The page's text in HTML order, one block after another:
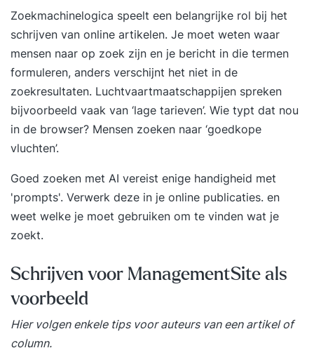
inzicht in geldende theorieën en opvattingen.
Daarnaast leert u de theorie toepassen met
behulp van een case. Tijdens de cursus werkt u
aan oefeningen op basis van een case. Door het
maken en bespreken van de oefeningen kunt u
voor uzelf bepalen of u de theorie goed begrijpt.
Deze cursus is onderdeel van de cursus Business
Intelligence & Data Warehouse Concepten. Bent u
moet maken van Data Warehouses
(stermodelleren) en welke technieken u ter
beschikking staan? Schrijf u dan in voor de
cursus Business Intelligence & Data Warehouse
voor iedereen die vanuit zijn of haar rol en
verantwoordelijkheid in de organisatie te maken
in projectvorm of in een bestaande organisatie
Zoekmachinelogica speelt een belangrijke rol bij het
schrijven van online artikelen. Je moet weten waar
mensen naar op zoek zijn en je bericht in die termen
formuleren, anders verschijnt het niet in de
zoekresultaten. Luchtvaartmaatschappijen spreken
bijvoorbeeld vaak van ‘lage tarieven’. Wie typt dat nou
in de browser? Mensen zoeken naar ‘goedkope
vluchten’.
Goed zoeken met AI vereist enige handigheid met
'prompts'. Verwerk deze in je online publicaties. en
weet welke je moet gebruiken om te vinden wat je
zoekt.
Schrijven voor ManagementSite als
voorbeeld
Hier volgen enkele tips voor auteurs van een artikel of
column.